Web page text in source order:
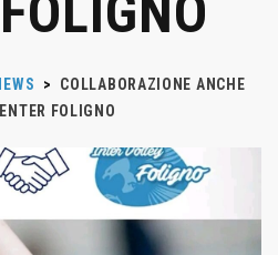
>
COLLABORAZIONE ANCHE
FOLIGNO